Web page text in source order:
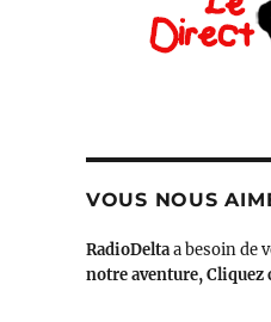
VOUS NOUS
RadioDeltaa besoin de
notre aventure, Cliquez